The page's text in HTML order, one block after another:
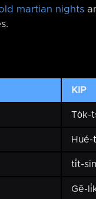
martian nights
KIP
To̍k-
Hué-
ti̍t-
Gē-